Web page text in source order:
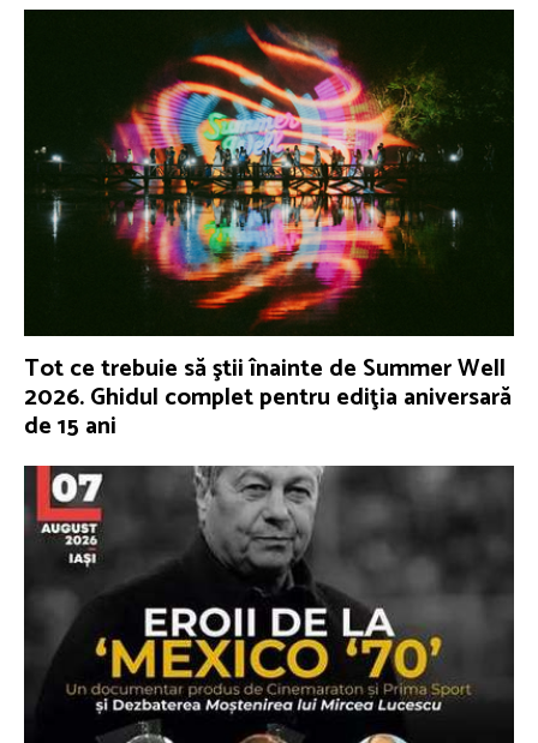
Tot ce trebuie să ştii înainte de Summer Well
2026. Ghidul complet pentru ediţia aniversară
de 15 ani